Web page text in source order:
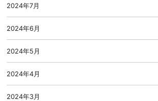
2024年7月
2024年6月
2024年5月
2024年4月
2024年3月